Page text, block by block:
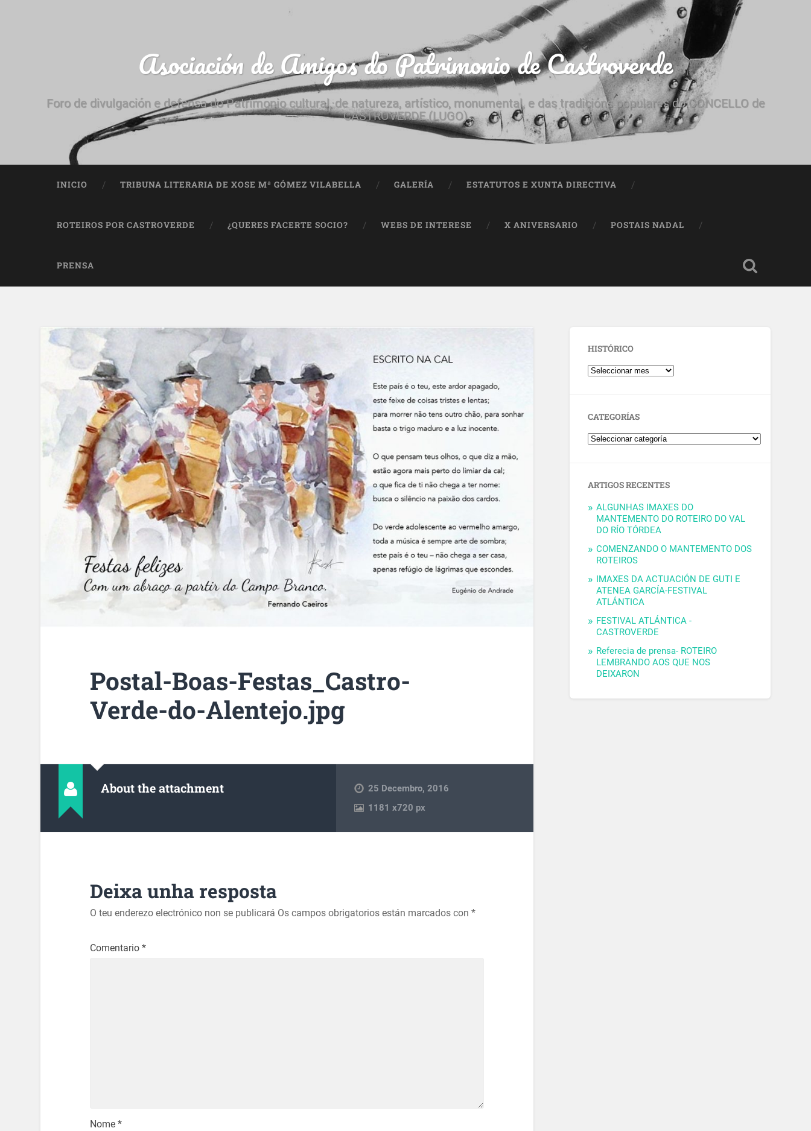
Asociación de Amigos do Patrimonio de Castroverde
Foro de divulgación e defensa do Patrimonio cultural, de natureza, artístico, monumental, e das tradicións populares do CONCELLO de
CASTROVERDE (LUGO)
INICIO TRIBUNA LITERARIA DE XOSE Mª GÓMEZ VILABELLA GALERÍA ESTATUTOS E XUNTA DIRECTIVA
ROTEIROS POR CASTROVERDE ¿QUERES FACERTE SOCIO? WEBS DE INTERESE X ANIVERSARIO POSTAIS NADAL
PRENSA
Postal-Boas-Festas_Castro-
Verde-do-Alentejo.jpg
About the attachment
25 Decembro, 2016
1181x720 px
Deixa unha resposta
O teu enderezo electrónico non se publicará Os campos obrigatorios están marcados con *
Comentario *
Nome *
HISTÓRICO
CATEGORÍAS
ARTIGOS RECENTES
ALGUNHAS IMAXES DO
MANTEMENTO DO ROTEIRO DO VAL
DO RÍO TÓRDEA
COMENZANDO O MANTEMENTO DOS
ROTEIROS
IMAXES DA ACTUACIÓN DE GUTI E
ATENEA GARCÍA-FESTIVAL
ATLÁNTICA
FESTIVAL ATLÁNTICA -
CASTROVERDE
Referecia de prensa- ROTEIRO
LEMBRANDO AOS QUE NOS
DEIXARON